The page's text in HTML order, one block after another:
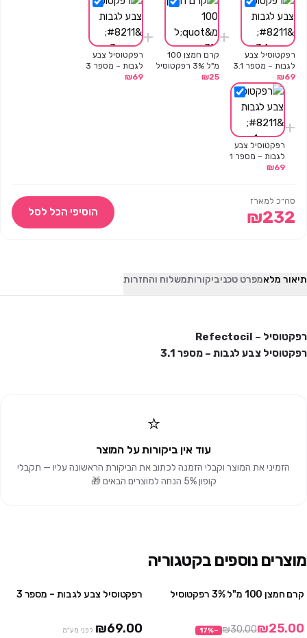
רפקטוסיל צבע
לגבות – מספר 3.1
₪69
+
קרם חמצן 100
מ"ל 3% רפקטוסיל
₪25
+
רפקטוסיל צבע
לגבות – מספר 3
₪69
+
רפקטוסיל צבע
לגבות – מספר 1
₪69
סה״כ למארז
₪232 הוסיפי הכל לסל
תיאור מלאמפרט טכניביקורותמשלוח והחזרות
רפקטוסיל – Refectocil
רפקטוסיל צבע לגבות – מספר 3.1
⭐
עוד אין ביקורות על המוצר
הזמיני את המוצר וקבלי הזמנה לכתוב את הביקורת הראשונה עליו — תקבלי
קופון 5% הנחה למוצרים הבאים 🎁
מוצרים נוספים בקטגוריה
קרם חמצן 100 מ"ל 3% רפקטוסיל
₪25.00
₪30.00
−
17%
רפקטוסיל צבע לגבות – מספר 3
₪69.00 לפני מע"מ